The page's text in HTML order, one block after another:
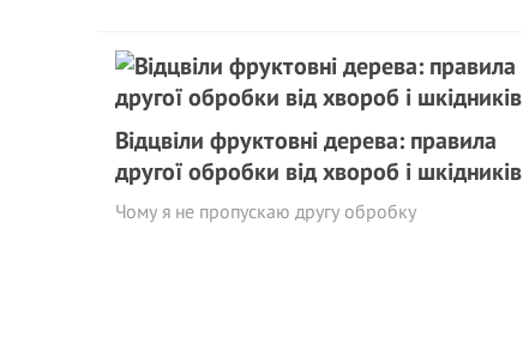
Відцвіли фруктовні дерева: правила
другої обробки від хвороб і шкідників
Чому я не пропускаю другу обробку